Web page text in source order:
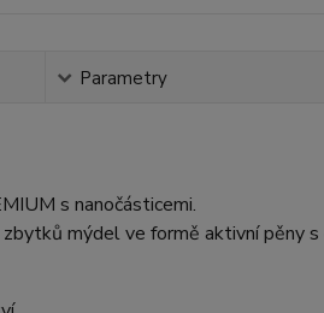
Parametry
s nanočásticemi.
mýdel ve formě aktivní pěny